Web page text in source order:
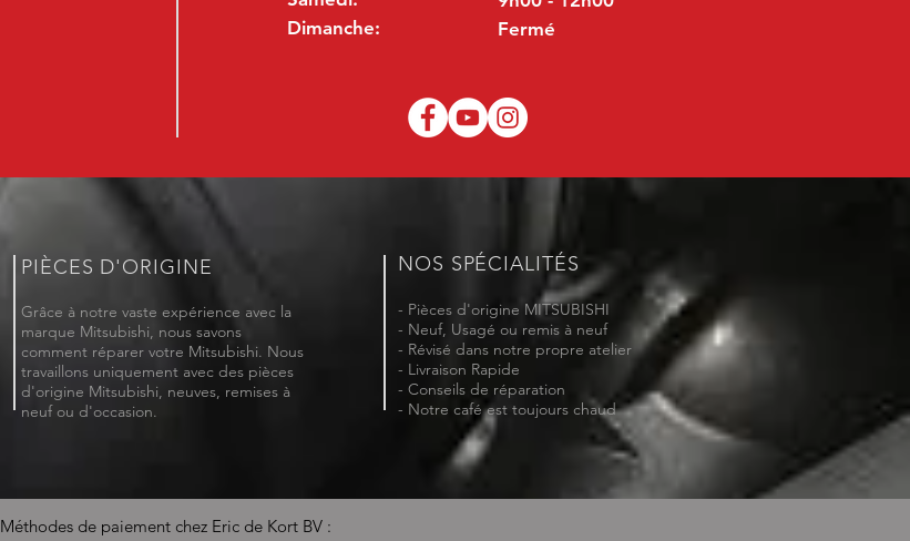
Dimanche:
Fermé
PIÈCES D'ORIGINE
Grâce à notre vaste expérience avec la
marque Mitsubishi, nous savons
comment réparer votre Mitsubishi. Nous
travaillons uniquement avec des pièces
d'origine Mitsubishi, neuves, remises à
neuf ou d'occasion.
NOS SPÉCIALITÉS
- Pièces d'origine MITSUBISHI
- Neuf, Usagé ou remis à neuf
- Révisé dans notre propre atelier
- Livraison Rapide
- Conseils de réparation
- Notre café est toujours chaud
Méthodes de paiement chez Eric de Kort BV :